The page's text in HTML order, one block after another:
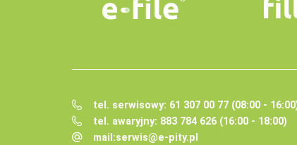
tel. serwisowy: 61 307 00 77 (08:00 -
tel. awaryjny: 883 784 626 (16:00 - 18:00)
mail:serwis@e-pity.pl